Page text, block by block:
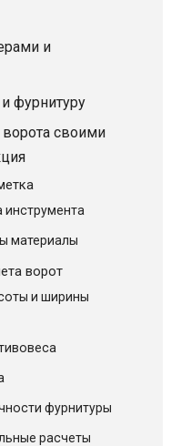
и
фурнитуру
ворота своими
инструмента
материалы
ворот
и ширины
фурнитуры
расчеты